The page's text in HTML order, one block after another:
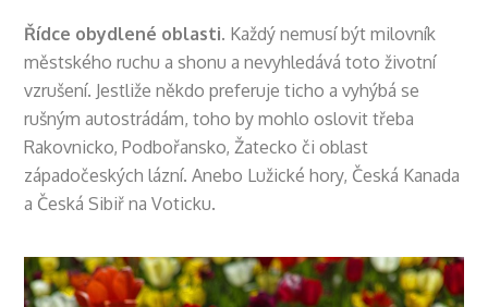
Řídce obydlené oblasti. Každý nemusí být milovník
městského ruchu a shonu a nevyhledává toto životní
vzrušení. Jestliže někdo preferuje ticho a vyhýbá se
rušným autostrádám, toho by mohlo oslovit třeba
Rakovnicko, Podbořansko, Žatecko či oblast
západočeských lázní. Anebo Lužické hory, Česká Kanada
a Česká Sibiř na Voticku.